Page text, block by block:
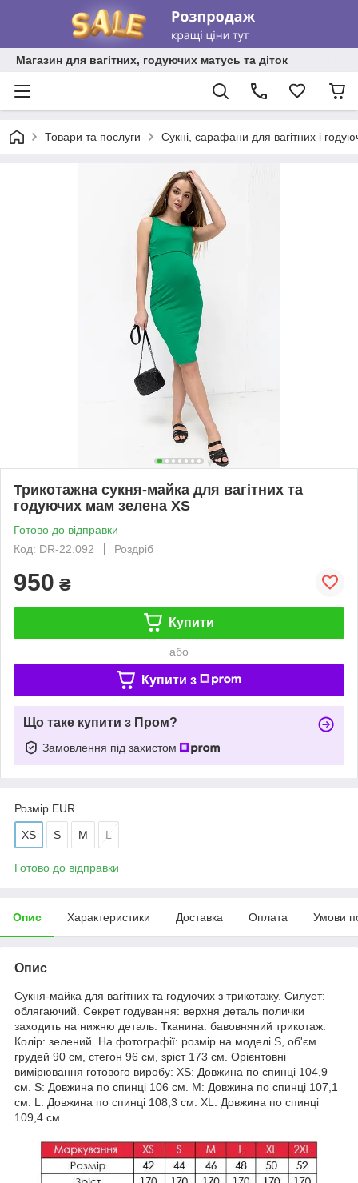
Магазин для вагітних, годуючих матусь та діток
Товари та послуги Сукні, сарафани для вагітних і
Трикотажна сукня-майка для вагітних та
годуючих мам зелена XS
Готово до відправки
Код: DR-22.092
Роздріб
950 ₴
Купити
або
Купити з
Що таке купити з Пром?
Замовлення під захистом
Розмір EUR
XS S M L
Готово до відправки
Опис Характеристики Доставка Оплата Умови
Опис
Сукня-майка для вагітних та годуючих з трикотажу. Силует:
облягаючий. Секрет годування: верхня деталь полички
заходить на нижню деталь. Тканина: бавовняний трикотаж.
Колір: зелений. На фотографії: розмір на моделі S, об'єм
грудей 90 см, стегон 96 см, зріст 173 см. Орієнтовні
вимірювання готового виробу: ХS: Довжина по спинці 104,9
см. S: Довжина по спинці 106 см. M: Довжина по спинці 107,1
см. L: Довжина по спинці 108,3 см. ХL: Довжина по спинці
109,4 см.